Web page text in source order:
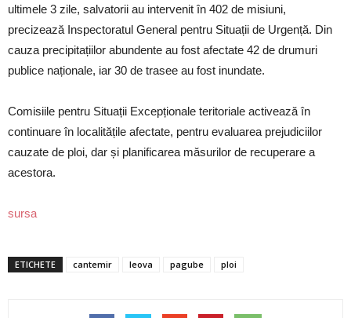
ultimele 3 zile, salvatorii au intervenit în 402 de misiuni,
precizează Inspectoratul General pentru Situații de Urgență. Din
cauza precipitațiilor abundente au fost afectate 42 de drumuri
publice naționale, iar 30 de trasee au fost inundate.
Comisiile pentru Situații Excepționale teritoriale activează în
continuare în localitățile afectate, pentru evaluarea prejudiciilor
cauzate de ploi, dar și planificarea măsurilor de recuperare a
acestora.
sursa
ETICHETE cantemir leova pagube ploi